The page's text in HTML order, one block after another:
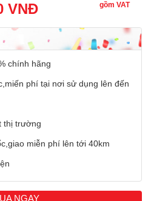
VNĐ
gồm VAT
chính hãng
phí tại nơi sử dụng lên đến
thị trường
miễn phí lên tới 40km
NGAY